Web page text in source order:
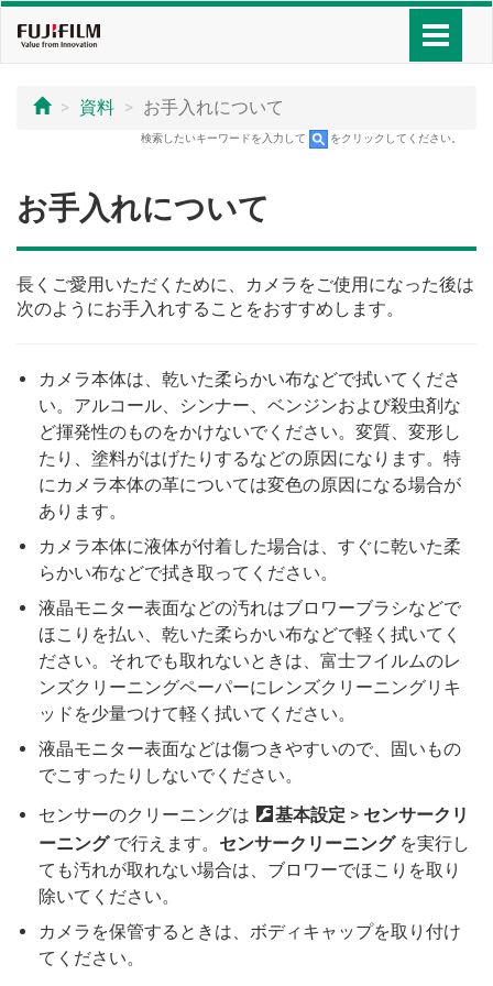
資料 お手入れについて
検索したいキーワードを入力して をクリックしてください。
お手入れについて
長くご愛用いただくために、カメラをご使用になった後は
次のようにお手入れすることをおすすめします。
カメラ本体は、乾いた柔らかい布などで拭いてくださ
い。アルコール、シンナー、ベンジンおよび殺虫剤な
ど揮発性のものをかけないでください。変質、変形し
たり、塗料がはげたりするなどの原因になります。特
にカメラ本体の革については変色の原因になる場合が
あります。
カメラ本体に液体が付着した場合は、すぐに乾いた柔
らかい布などで拭き取ってください。
液晶モニター表面などの汚れはブロワーブラシなどで
ほこりを払い、乾いた柔らかい布などで軽く拭いてく
ださい。それでも取れないときは、富士フイルムのレ
ンズクリーニングペーパーにレンズクリーニングリキ
ッドを少量つけて軽く拭いてください。
液晶モニター表面などは傷つきやすいので、固いもの
でこすったりしないでください。
センサーのクリーニングは D 基本設定 > センサークリ
ーニングで行えます。 センサークリーニングを実行し
ても汚れが取れない場合は、ブロワーでほこりを取り
除いてください。
カメラを保管するときは、ボディキャップを取り付け
てください。